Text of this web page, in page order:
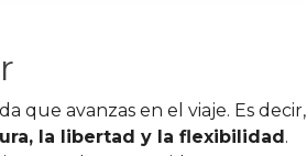
que avanzas en el viaje. Es decir,
la libertad y la flexibilidad.